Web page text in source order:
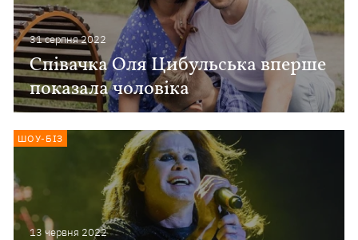
31 серпня 2022
Співачка Оля Цибульська вперше
показала чоловіка
13 червня 2022
ШОУ-БІЗ